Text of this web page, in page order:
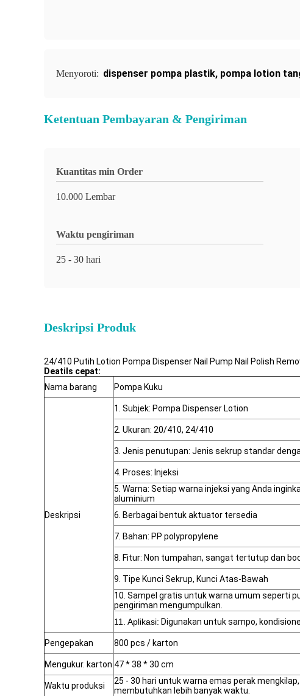
Menyoroti: dispenser pompa plastik, pompa lotion
Ketentuan Pembayaran & Pengiriman
Kuantitas min Order
10.000 Lembar
Waktu pengiriman
25 - 30 hari
Deskripsi Produk
24/410 Putih Lotion Pompa Dispenser Nail Pump Nail Polish
Deatils cepat:
Nama barang
Pompa Kuku
Deskripsi
1. Subjek: Pompa Dispenser Lotion
2. Ukuran: 20/410, 24/410
3. Jenis penutupan: Jenis sekrup standar
4. Proses: Injeksi
5. Warna: Setiap warna injeksi yang Anda
aluminium
6. Berbagai bentuk aktuator tersedia
7. Bahan: PP polypropylene
8. Fitur: Non tumpahan, sangat tertutup dan
9. Tipe Kunci Sekrup, Kunci Atas-Bawah
10. Sampel gratis untuk warna umum seperti
pengiriman mengumpulkan.
11. Aplikasi: Digunakan untuk sampo,
Pengepakan 800 pcs / karton
Mengukur. karton 47 * 38 * 30 cm
Waktu produksi
25 - 30 hari untuk warna emas perak
membutuhkan lebih banyak waktu.